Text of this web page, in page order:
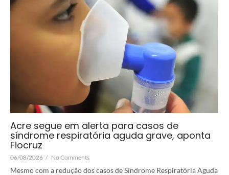
Acre segue em alerta para casos de
síndrome respiratória aguda grave, aponta
Fiocruz
06/08/2026 / No Comments
Mesmo com a redução dos casos de Síndrome Respiratória Aguda